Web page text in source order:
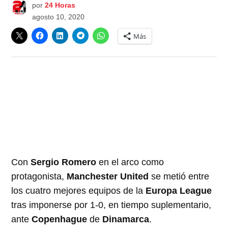
por 24 Horas
agosto 10, 2020
Más
Con Sergio Romero en el arco como
protagonista, Manchester United se metió entre
los cuatro mejores equipos de la Europa League
tras imponerse por 1-0, en tiempo suplementario,
anteCopenhague de Dinamarca.